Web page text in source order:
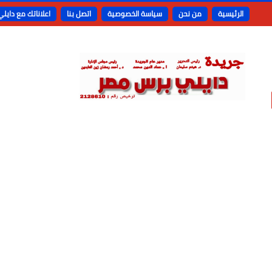
الرئيسية من نحن سياسة الخصوصية اتصل بنا اعلاناتك مع